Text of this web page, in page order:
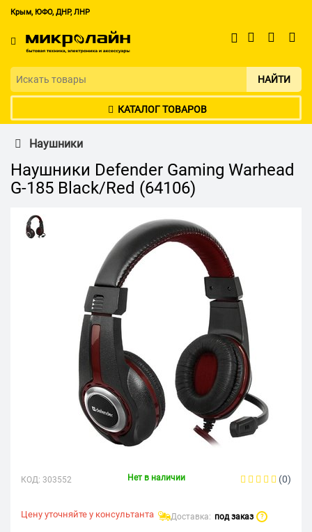
Крым, ЮФО, ДНР, ЛНР
НАЙТИ
КАТАЛОГ ТОВАРОВ
Наушники
Наушники Defender Gaming Warhead
G-185 Black/Red (64106)
КОД: 303552 Нет в наличии (0)
Цену уточняйте у консультанта Доставка: под заказ ?